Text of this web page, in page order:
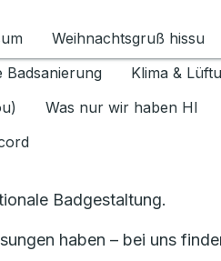
Datenschutz 1.6.2026
Weihnachtsgruß hissu
Badsanierung
Klima &
Was nur wir haben HI
Badgestaltung.
haben – bei uns